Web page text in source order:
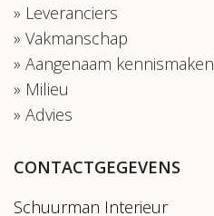
Leveranciers
Vakmanschap
Aangenaam kennismaken
Milieu
Advies
CONTACTGEGEVENS
Schuurman Interieur